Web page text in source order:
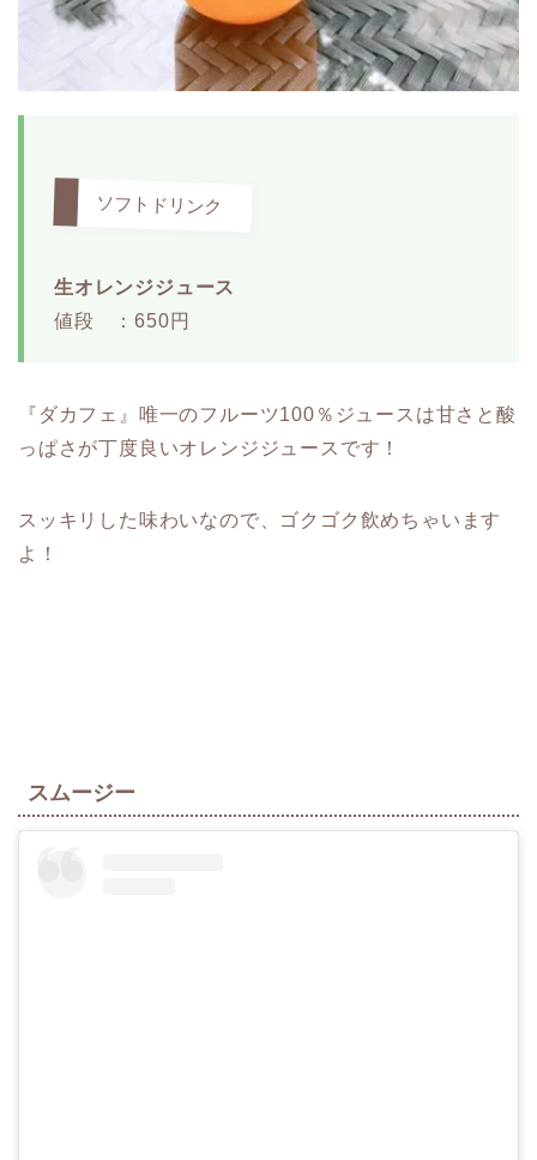
ソフトドリンク
生オレンジジュース
値段 ：650円
『ダカフェ』唯一のフルーツ100％ジュースは甘さと酸
っぱさが丁度良いオレンジジュースです！
スッキリした味わいなので、ゴクゴク飲めちゃいます
よ！
スムージー